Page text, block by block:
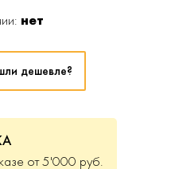
нет
дешевле?
от 5'000 руб.